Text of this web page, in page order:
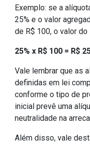
Exemplo: se a
25% e o valor
de R$ 100, o valor
25% x R$ 100 = R$
Vale lembrar que as
definidas em lei
conforme o tipo de
inicial prevê uma
neutralidade na
Além disso, vale